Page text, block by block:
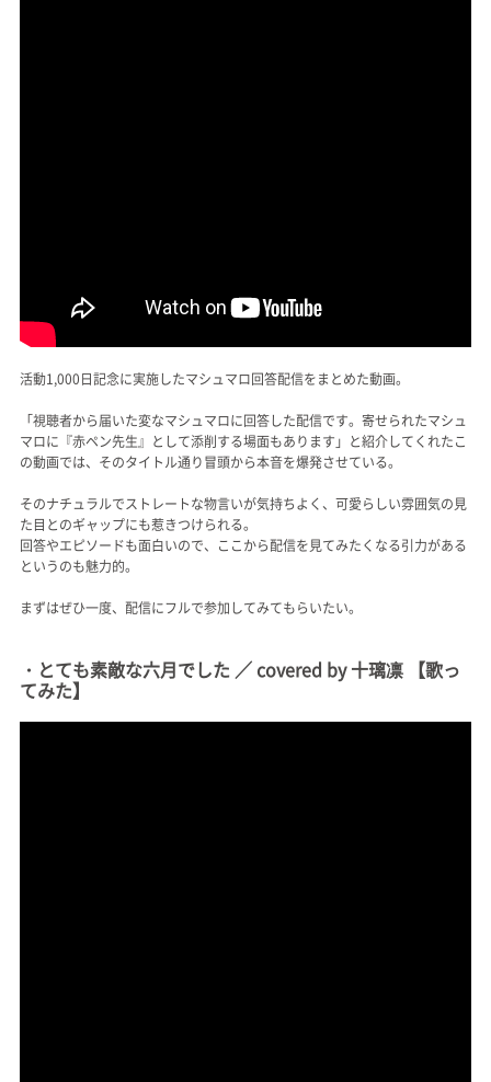
活動1,000日記念に実施したマシュマロ回答配信をまとめた動画。
「視聴者から届いた変なマシュマロに回答した配信です。寄せられたマシュ
マロに『赤ペン先生』として添削する場面もあります」と紹介してくれたこ
の動画では、そのタイトル通り冒頭から本音を爆発させている。
そのナチュラルでストレートな物言いが気持ちよく、可愛らしい雰囲気の見
た目とのギャップにも惹きつけられる。
回答やエピソードも面白いので、ここから配信を見てみたくなる引力がある
というのも魅力的。
まずはぜひ一度、配信にフルで参加してみてもらいたい。
・とても素敵な六月でした ／ covered by 十璃凛 【歌っ
てみた】